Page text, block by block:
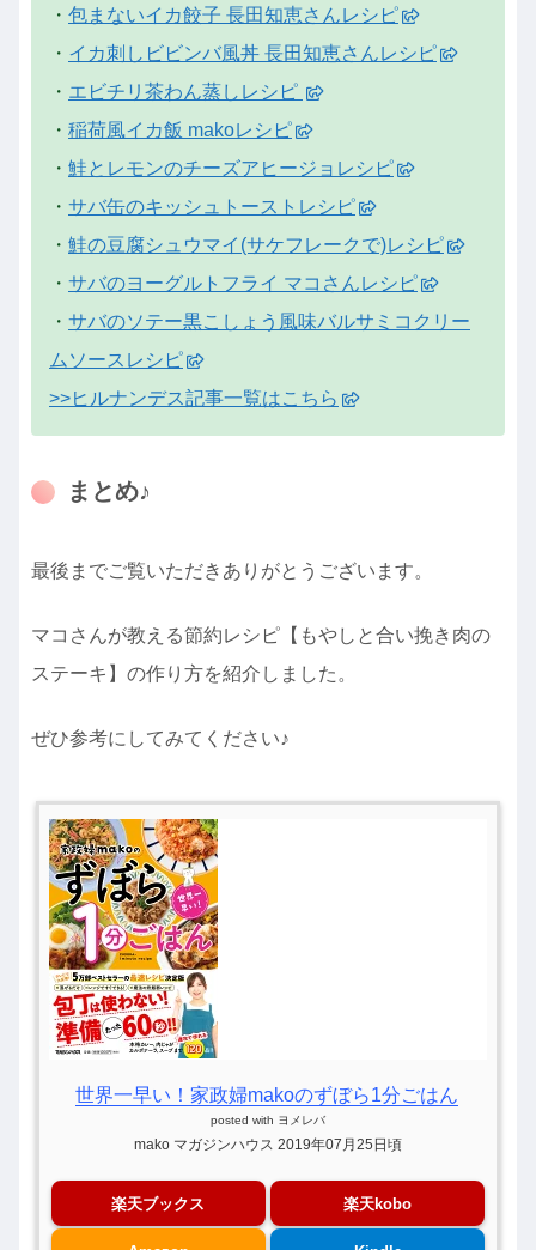
・ 包まないイカ餃子 長田知恵さんレシピ
・ イカ刺しビビンバ風丼 長田知恵さんレシピ
・ エビチリ茶わん蒸しレシピ
・ 稲荷風イカ飯 makoレシピ
・ 鮭とレモンのチーズアヒージョレシピ
・ サバ缶のキッシュトーストレシピ
・ 鮭の豆腐シュウマイ(サケフレークで)レシピ
・ サバのヨーグルトフライ マコさんレシピ
・ サバのソテー黒こしょう風味バルサミコクリー
ムソースレシピ
>>ヒルナンデス記事一覧はこちら
まとめ♪
最後までご覧いただきありがとうございます。
マコさんが教える節約レシピ【もやしと合い挽き肉の
ステーキ】の作り方を紹介しました。
ぜひ参考にしてみてください♪
世界一早い！家政婦makoのずぼら1分ごはん
posted with ヨメレバ
mako マガジンハウス 2019年07月25日頃
楽天ブックス 楽天kobo